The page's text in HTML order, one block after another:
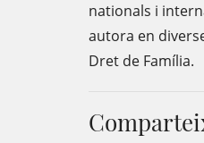
nationals i
autora en
Dret de Família.